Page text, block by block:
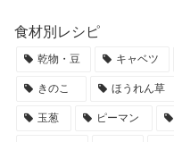
食材別レシピ
乾物・豆 キャベツ
きのこ ほうれん草
玉葱 ピーマン